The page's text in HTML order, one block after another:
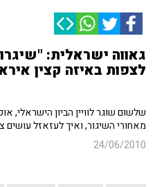
גאווה ישראלית:
לצפות באיזה קצין
מאחורי השיגור, ואיך לעזאזל עושים
24/06/2010